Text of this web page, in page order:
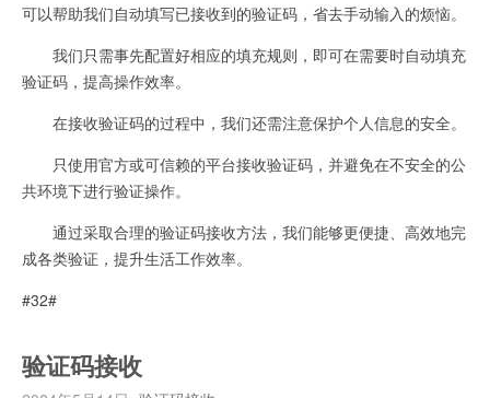
可以帮助我们自动填写已接收到的验证码，省去手动输入的烦恼。
我们只需事先配置好相应的填充规则，即可在需要时自动填充
验证码，提高操作效率。
在接收验证码的过程中，我们还需注意保护个人信息的安全。
只使用官方或可信赖的平台接收验证码，并避免在不安全的公
共环境下进行验证操作。
通过采取合理的验证码接收方法，我们能够更便捷、高效地完
成各类验证，提升生活工作效率。
#32#
验证码接收